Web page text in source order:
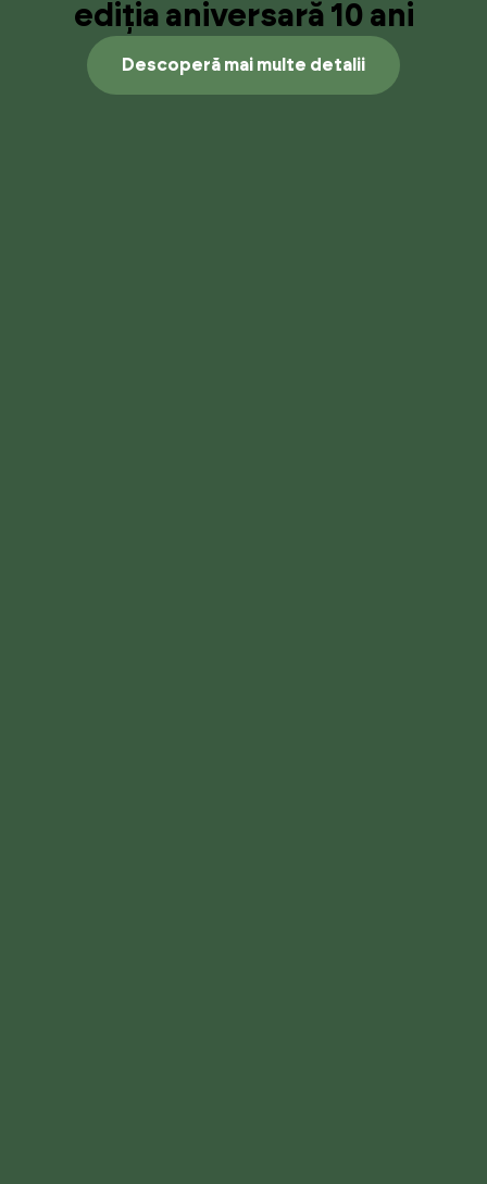
ediția aniversară 10 ani
Descoperă mai multe detalii